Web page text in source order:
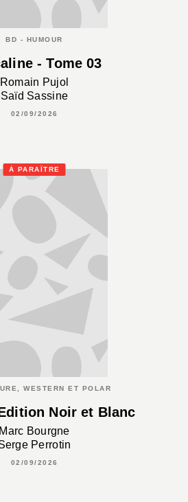
BD - HUMOUR
- Tome 03
Romain Pujol
Saïd Sassine
02/09/2026
À PARAÎTRE
WESTERN ET POLAR
Noir et Blanc
Marc Bourgne
Perrotin
02/09/2026